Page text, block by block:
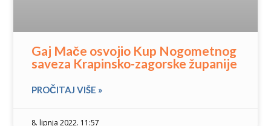
Gaj Mače osvojio Kup Nogometnog
saveza Krapinsko-zagorske županije
PROČITAJ VIŠE »
8. lipnja 2022. 11:57